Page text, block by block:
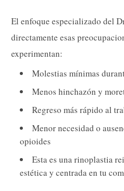
El enfoque especializado del
directamente esas
experimentan:
Molestias mínimas
Menos hinchazón y
Regreso más rápido al
Menor necesidad o
opioides
Esta es una rinoplastia
estética y centrada en tu